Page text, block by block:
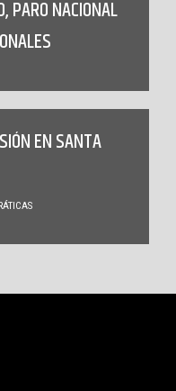
PARO NACIONAL
EN SANTA